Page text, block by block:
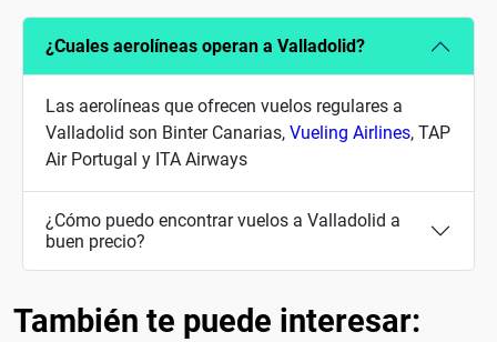
¿Cuales aerolíneas operan a Valladolid?
Las aerolíneas que ofrecen vuelos regulares a
Valladolid son Binter Canarias, Vueling Airlines, TAP
Air Portugal y ITA Airways
¿Cómo puedo encontrar vuelos a Valladolid a
buen precio?
También te puede interesar: